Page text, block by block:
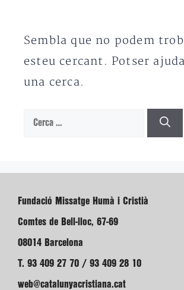
Sembla que no podem
esteu cercant. Potser
una cerca.
Cerca:
Fundació Missatge Humà i Cristià
Comtes de Bell-lloc, 67-69
08014 Barcelona
T. 93 409 27 70 / 93 409 28 10
web@catalunyacristiana.cat